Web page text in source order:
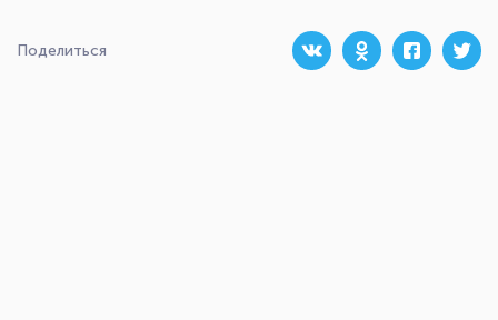
Поделиться